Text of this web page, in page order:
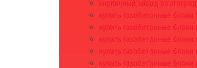
кирпичный завод волгоград
купить газобетонные блоки
купить газобетонные блоки
купить газобетонные
купить газобетонные
купить газобетонные